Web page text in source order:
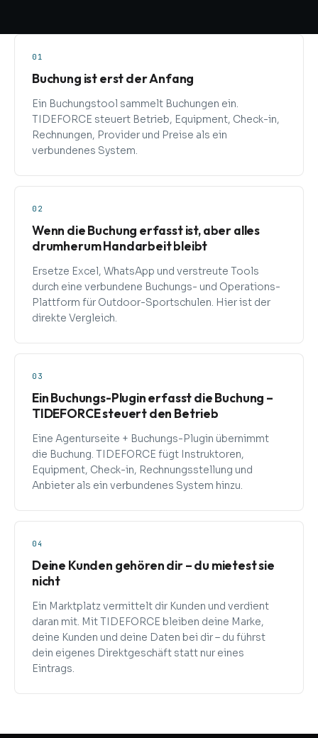
01
Buchung ist erst der Anfang
Ein Buchungstool sammelt Buchungen ein.
TIDEFORCE steuert Betrieb, Equipment, Check-in,
Rechnungen, Provider und Preise als ein
verbundenes System.
02
Wenn die Buchung erfasst ist, aber alles
drumherum Handarbeit bleibt
Ersetze Excel, WhatsApp und verstreute Tools
durch eine verbundene Buchungs- und Operations-
Plattform für Outdoor-Sportschulen. Hier ist der
direkte Vergleich.
03
Ein Buchungs-Plugin erfasst die Buchung –
TIDEFORCE steuert den Betrieb
Eine Agenturseite + Buchungs-Plugin übernimmt
die Buchung. TIDEFORCE fügt Instruktoren,
Equipment, Check-in, Rechnungsstellung und
Anbieter als ein verbundenes System hinzu.
04
Deine Kunden gehören dir – du mietest sie
nicht
Ein Marktplatz vermittelt dir Kunden und verdient
daran mit. Mit TIDEFORCE bleiben deine Marke,
deine Kunden und deine Daten bei dir – du führst
dein eigenes Direktgeschäft statt nur eines
Eintrags.